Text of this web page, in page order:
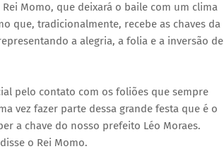
Momo, que deixará o baile com um clima
que, tradicionalmente, recebe as chaves da
a alegria, a folia e a inversão de
pelo contato com os foliões que sempre
vez fazer parte dessa grande festa que é o
a chave do nosso prefeito Léo Moraes.
o Rei Momo.